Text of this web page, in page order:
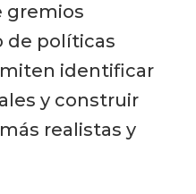
gremios
de políticas
identificar
y construir
realistas y